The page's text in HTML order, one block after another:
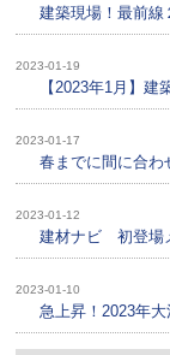
建築現場！最前線
2023-01-19
【2023年1月】
2023-01-17
春までに間に合わ
2023-01-12
建材ナビ 初登場
2023-01-10
急上昇！2023年